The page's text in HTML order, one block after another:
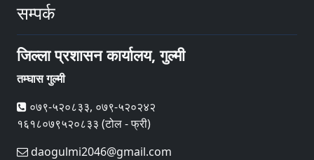
सम्पर्क
जिल्ला प्रशासन कार्यालय, गुल्मी
तम्घास गुल्मी
०७९-५२०८३३, ०७९-५२०२४२
१६१८०७९५२०८३३ (टोल - फ्री)
daogulmi2046@gmail.com